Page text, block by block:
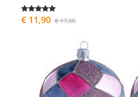
€ 11,90 € 17,00